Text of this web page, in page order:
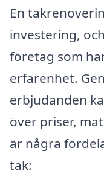
En
investering,
företag som
erfarenhet.
erbjudanden
över priser,
är några
tak: